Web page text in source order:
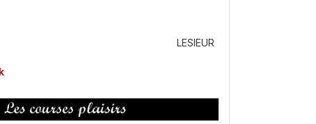
LESIEUR